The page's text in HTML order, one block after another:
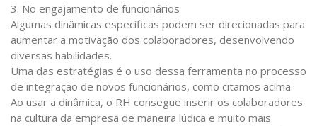
3. No engajamento de funcionários
Algumas dinâmicas específicas podem ser direcionadas para
aumentar a motivação dos colaboradores, desenvolvendo
diversas habilidades.
Uma das estratégias é o uso dessa ferramenta no processo
de integração de novos funcionários, como citamos acima.
Ao usar a dinâmica, o RH consegue inserir os colaboradores
na cultura da empresa de maneira lúdica e muito mais